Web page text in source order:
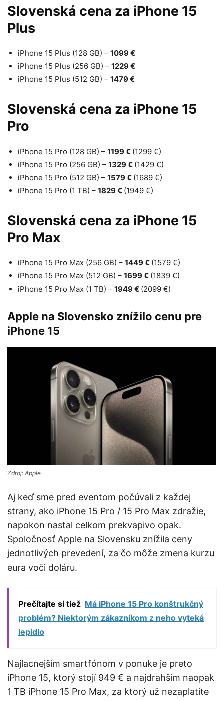
Slovenská cena za iPhone 15
Plus
iPhone 15 Plus (128 GB) – 1099 €
iPhone 15 Plus (256 GB) – 1229 €
iPhone 15 Plus (512 GB) – 1479 €
Slovenská cena za iPhone 15
Pro
iPhone 15 Pro (128 GB) – 1199 € (1299 €)
iPhone 15 Pro (256 GB) – 1329 € (1429 €)
iPhone 15 Pro (512 GB) – 1579 € (1689 €)
iPhone 15 Pro (1 TB) – 1829 € (1949 €)
Slovenská cena za iPhone 15
Pro Max
iPhone 15 Pro Max (256 GB) – 1449 € (1579 €)
iPhone 15 Pro Max (512 GB) – 1699 € (1839 €)
iPhone 15 Pro Max (1 TB) – 1949 € (2099 €)
Apple na Slovensko znížilo cenu pre
iPhone 15
Zdroj: Apple
Aj keď sme pred eventom počúvali z každej
strany, ako iPhone 15 Pro / 15 Pro Max zdražie,
napokon nastal celkom prekvapivo opak.
Spoločnosť Apple na Slovensku znížila ceny
jednotlivých prevedení, za čo môže zmena kurzu
eura voči doláru.
Prečítajte si tiež Má iPhone 15 Pro konštrukčný
problém? Niektorým zákazníkom z neho vyteká
lepidlo
Najlacnejším smartfónom v ponuke je preto
iPhone 15, ktorý stojí 949 € a najdrahším naopak
1 TB iPhone 15 Pro Max, za ktorý už nezaplatíte